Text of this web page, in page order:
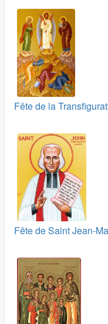
Fête de la
Fête de Saint Jean-